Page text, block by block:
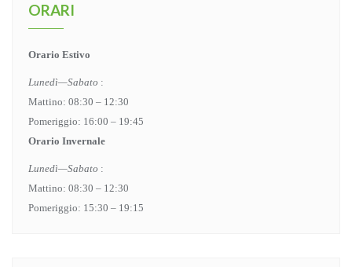
ORARI
Orario Estivo
Lunedì—Sabato :
Mattino: 08:30 – 12:30
Pomeriggio: 16:00 – 19:45
Orario Invernale
Lunedì—Sabato :
Mattino: 08:30 – 12:30
Pomeriggio: 15:30 – 19:15